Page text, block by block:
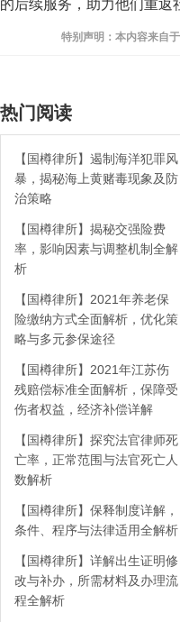
的后续服务，助力他们重返
特别声明：本内容来自
热门阅读
【国樽律所】遏制海洋犯罪风
暴，揭秘海上黄赌毒现象及防
治策略
【国樽律所】揭秘交强险费
率，影响因素与调整机制全解
析
【国樽律所】2021年养老保
险缴纳方式全面解析，优化策
略与多元参保途径
【国樽律所】2021年江苏伤
残赔偿标准全面解析，保障受
伤者权益，经济补偿详解
【国樽律所】探究法官律师死
亡率，正常范围与法官死亡人
数解析
【国樽律所】保释制度详解，
条件、程序与法律适用全解析
【国樽律所】详解出生证明修
改与补办，所需材料及办理流
程全解析